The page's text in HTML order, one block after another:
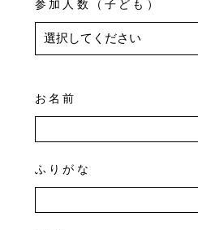
参加人数（子ども）
お名前
ふりがな